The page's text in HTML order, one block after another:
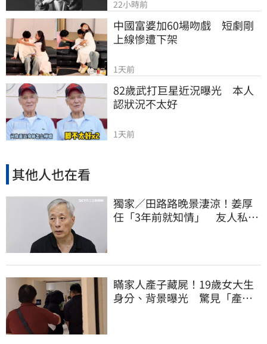
22小時前
中國富婆加60場吻戲　短劇剛
上線慘遭下架
1天前
82歲武打巨星近況曝光　本人
認狀況不太好
1天前
其他人也在看
獨家／田路路晚景淒涼！姜厚
任「3年前就知情」 友人私下
瞞家人產子藏屍！19歲女大生
身分、背景曝光 驚見「產檢